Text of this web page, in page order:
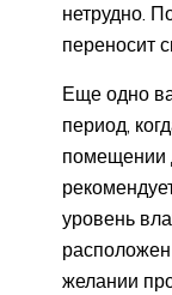
нетрудно.
переносит
Еще одно
период,
помещении
уровень
желании